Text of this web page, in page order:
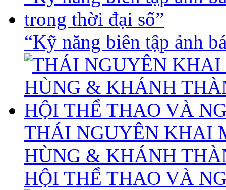
“Kỹ năng biên tập ảnh
THÁI NGUYÊN KHAI
HÙNG & KHÁNH
HỘI THỂ THAO VÀ